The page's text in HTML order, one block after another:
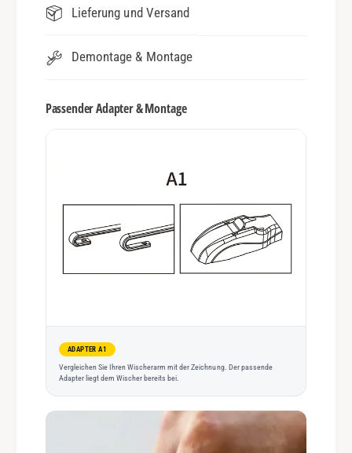
Lieferung und Versand
Demontage & Montage
Passender Adapter & Montage
ADAPTER A1
Vergleichen Sie Ihren Wischerarm mit der Zeichnung. Der passende
Adapter liegt dem Wischer bereits bei.